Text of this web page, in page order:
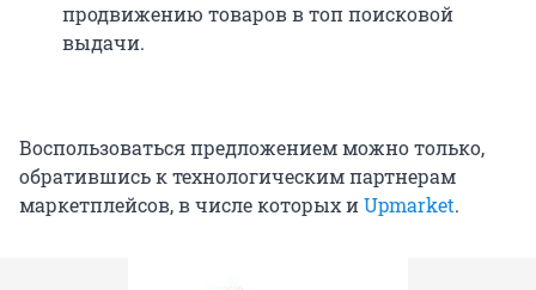
продвижению товаров в топ поисковой
выдачи.
Воспользоваться предложением можно только,
обратившись к технологическим партнерам
маркетплейсов, в числе которых иUpmarket.